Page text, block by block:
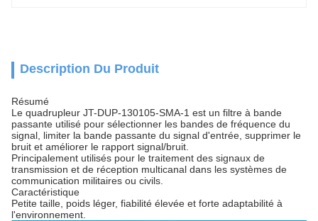
Description Du Produit
Résumé
Le quadrupleur JT-DUP-130105-SMA-1 est un filtre à bande
passante utilisé pour sélectionner les bandes de fréquence du
signal, limiter la bande passante du signal d'entrée, supprimer le
bruit et améliorer le rapport signal/bruit.
Principalement utilisés pour le traitement des signaux de
transmission et de réception multicanal dans les systèmes de
communication militaires ou civils.
Caractéristique
Petite taille, poids léger, fiabilité élevée et forte adaptabilité à
l'environnement.